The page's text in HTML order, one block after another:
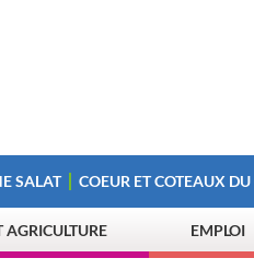
SALAT COEUR ET COTEAUX
AGRICULTURE EMPLOI